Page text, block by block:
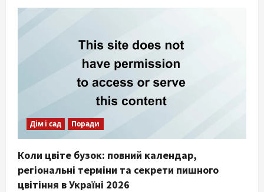
Дім і сад Поради
Коли цвіте бузок: повний календар,
регіональні терміни та секрети пишного
цвітіння в Україні 2026